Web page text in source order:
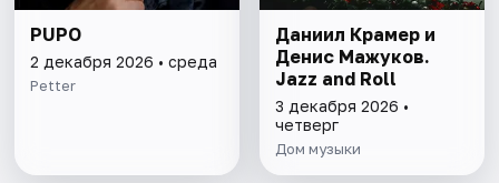
PUPO
2 декабря 2026 • среда
Petter
Даниил Крамер и
Денис Мажуков.
Jazz and Roll
3 декабря 2026 •
четверг
Дом музыки